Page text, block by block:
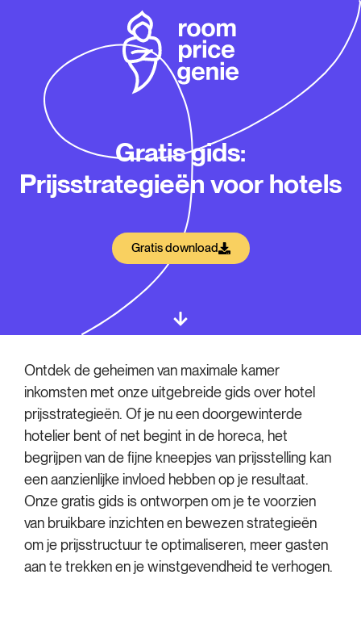
Gratis gids:
Prijsstrategieën voor hotels
Gratis download
Ontdek de geheimen van maximale kamer
inkomsten met onze uitgebreide gids over hotel
prijsstrategieën. Of je nu een doorgewinterde
hotelier bent of net begint in de horeca, het
begrijpen van de fijne kneepjes van prijsstelling kan
een aanzienlijke invloed hebben op je resultaat.
Onze gratis gids is ontworpen om je te voorzien
van bruikbare inzichten en bewezen strategieën
om je prijsstructuur te optimaliseren, meer gasten
aan te trekken en je winstgevendheid te verhogen.